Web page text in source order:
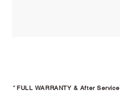
*FULL WARRANTY & After Service